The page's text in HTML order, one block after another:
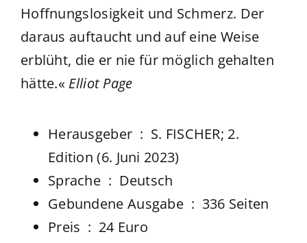
Hoffnungslosigkeit und Schmerz. Der
daraus auftaucht und auf eine Weise
erblüht, die er nie für möglich gehalten
hätte.« Elliot Page
Herausgeber ‏ : ‎ S. FISCHER; 2.
Edition (6. Juni 2023)
Sprache ‏ : ‎ Deutsch
Gebundene Ausgabe ‏ : ‎ 336 Seiten
Preis ‏ : ‎ 24 Euro